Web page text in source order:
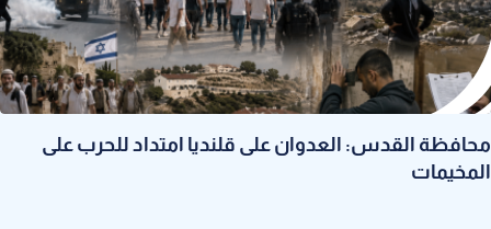
محافظة القدس: العدوان على قلنديا امتداد للحرب على
المخيمات